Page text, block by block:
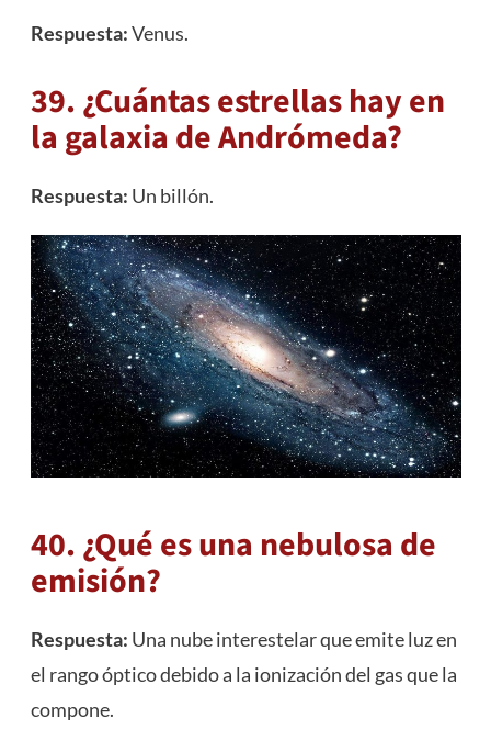
Respuesta:Venus.
39. ¿Cuántas estrellas hay en
la galaxia de Andrómeda?
Respuesta: Un billón.
40. ¿Qué es una nebulosa de
emisión?
Respuesta: Una nube interestelar que emite luz en
el rango óptico debido a la ionización del gas que la
compone.